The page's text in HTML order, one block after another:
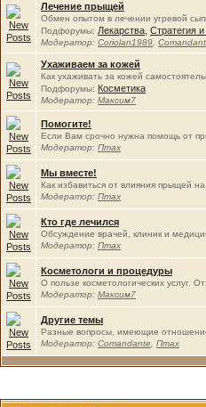
Лечение прыщей
Обмен опытом в лечении угревой
Подфорумы: Лекарства Стратегия и
Модератор: Coriolan1989
Ухаживаем за кожей
Как ухаживать за кожей
Подфорумы: Косметика
Модератор: Максим7
Помогите!
Если Вам срочно нужна помощь от
Модератор: Птах
Мы вместе!
Как избавиться от влияния прыщей
Модератор: Птах
Кто где лечился
Обсуждение врачей, клиник и
Модератор: Птах
Косметологи и процедуры
О пользе косметологических услуг.
Модератор: Максим7
Другие темы
Разные вопросы, имеющие
Модератор: Comandante Птах